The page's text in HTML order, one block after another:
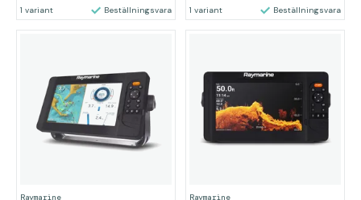
1 variant Beställningsvara 1 variant Beställningsvara
Raymarine Raymarine